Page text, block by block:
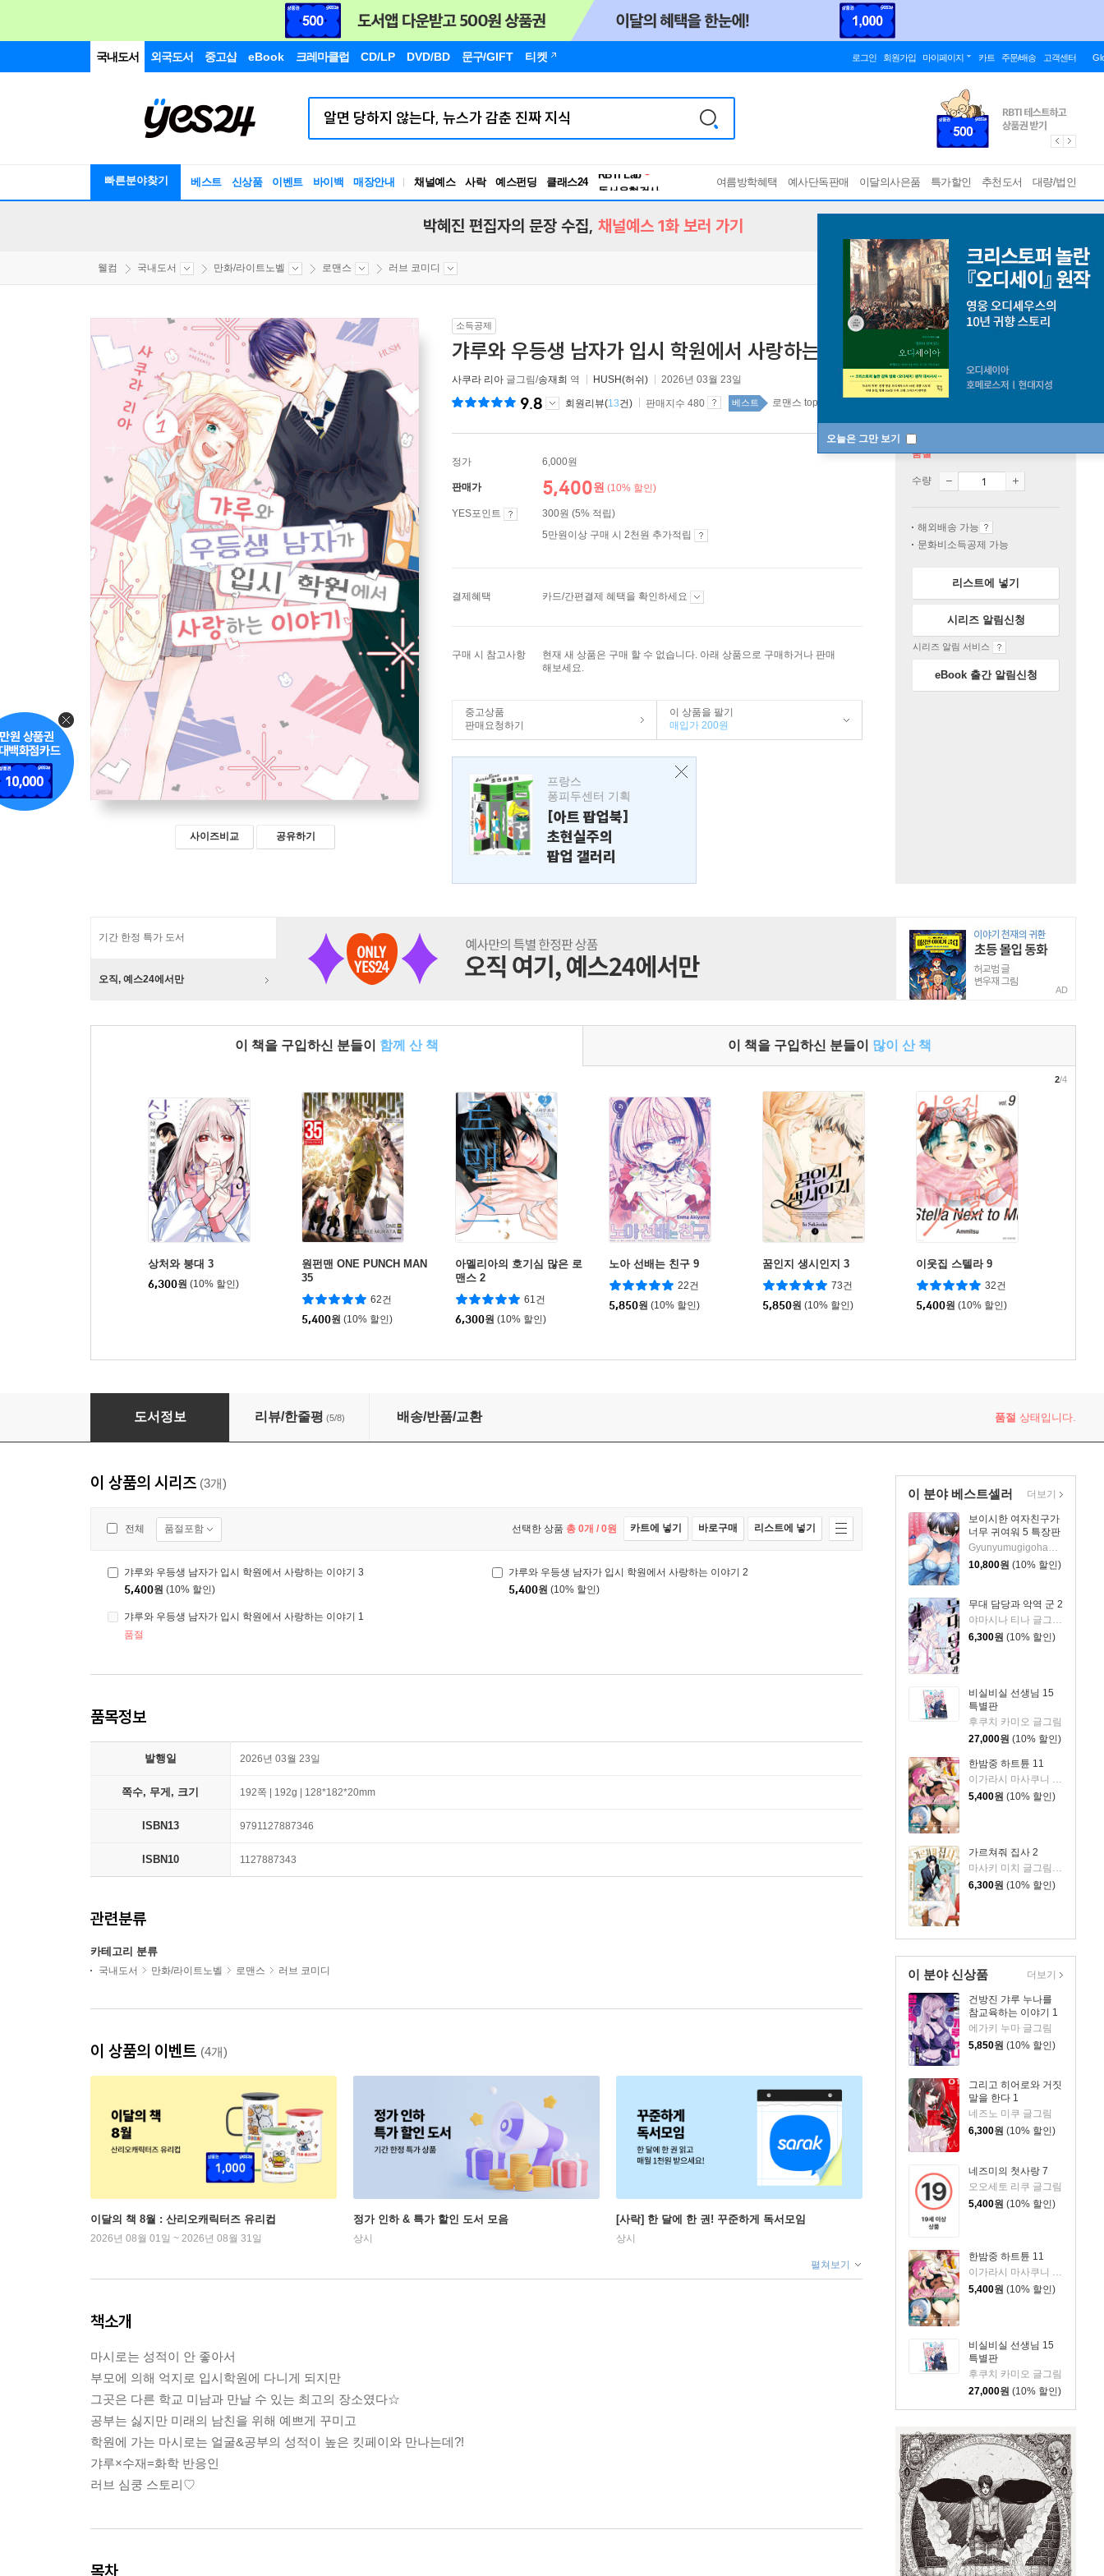
국내도서 외국도서 중고샵 eBook 크레마클럽 CD/LP DVD/BD 문구/GIFT 티켓 로그인 회원가입 마이페이지 카트 주문/배송 고객센터
빠른분야찾기 베스트 신상품 이벤트 바이백 매장안내 채널예스 사락 예스펀딩 클래스24
독서유형검사
RBTI Lab
여름방학혜택 예사단독판매 이달의사은품 특가할인 추천도서 대량/법인
오늘은 그만 보기
박혜진 편집자의 문장 수집, 채널예스 1화 보러 가기
웰컴 국내도서 만화/라이트노벨 로맨스 러브 코미디
사이즈비교 공유하기
소득공제
갸루와 우등생 남자가 입시 학원에서 사랑하는 이야기 1 [ 초판한정부록 : 띠지 ]
사쿠라 리아 글그림/송재희 역 HUSH(허쉬) 2026년 03월 23일
9.8 회원리뷰(13건) 판매지수 480 베스트 로맨스 top100 1주
정가 6,000원
판매가 5,400원 (10% 할인)
YES포인트
300원 (5% 적립)
5만원이상 구매 시 2천원 추가적립
결제혜택 카드/간편결제 혜택을 확인하세요
구매 시 참고사항
현재 새 상품은 구매 할 수 없습니다. 아래 상품으로 구매하거나 판매
해보세요.
중고상품
판매요청하기
이 상품을 팔기
매입가 200원
프랑스
퐁피두센터 기획
[아트 팝업북]
초현실주의
팝업 갤러리
품절
수량
해외배송 가능
문화비소득공제 가능
리스트에 넣기
시리즈 알림신청
시리즈 알림 서비스
eBook 출간 알림신청
기간 한정 특가 도서
오직, 예스24에서만
AD
이 책을 구입하신 분들이 함께 산 책 이 책을 구입하신 분들이 많이 산 책
상처와 붕대 3
6,300원 (10% 할인)
원펀맨 ONE PUNCH MAN
35
62건
5,400원 (10% 할인)
아멜리아의 호기심 많은 로
맨스 2
61건
6,300원 (10% 할인)
노아 선배는 친구 9
22건
5,850원 (10% 할인)
꿈인지 생시인지 3
73건
5,850원 (10% 할인)
이웃집 스텔라 9
32건
5,400원 (10% 할인)
2/4
갸루와 우등생 남자가 입시 학원에서 사랑하는 이야기 1
도서정보 리뷰/한줄평 (5/8) 배송/반품/교환 품절 상태입니다.
이 분야 베스트셀러
보이시한 여자친구가
너무 귀여워 5 특장판
Gyunyumugigohan 글,그림/심이슬 역
10,800원 (10% 할인)
무대 담당과 악역 군 2
야마시나 티나 글그림/현노을 역
6,300원 (10% 할인)
비실비실 선생님 15
특별판
후쿠치 카미오 글그림
27,000원 (10% 할인)
한밤중 하트튠 11
이가라시 마사쿠니 글그림
5,400원 (10% 할인)
가르쳐줘 집사 2
마사키 미치 글그림/김수연 역
6,300원 (10% 할인)
더보기
이 분야 신상품
건방진 갸루 누나를
참교육하는 이야기 1
에가키 누마 글그림
5,850원 (10% 할인)
그리고 히어로와 거짓
말을 한다 1
네즈노 미쿠 글그림
6,300원 (10% 할인)
네즈미의 첫사랑 7
오오세토 리쿠 글그림
5,400원 (10% 할인)
한밤중 하트튠 11
이가라시 마사쿠니 글그림
5,400원 (10% 할인)
비실비실 선생님 15
특별판
후쿠치 카미오 글그림
27,000원 (10% 할인)
더보기
이 상품의 시리즈 (3개)
전체 품절포함 선택한 상품 총 0개 / 0원 카트에 넣기 바로구매 리스트에 넣기
갸루와 우등생 남자가 입시 학원에서 사랑하는 이야기 3
5,400원 (10% 할인)
갸루와 우등생 남자가 입시 학원에서 사랑하는 이야기 2
5,400원 (10% 할인)
갸루와 우등생 남자가 입시 학원에서 사랑하는 이야기 1
품절
품목정보
발행일 2026년 03월 23일
쪽수, 무게, 크기 192쪽 | 192g | 128*182*20mm
ISBN13 9791127887346
ISBN10 1127887343
관련분류
카테고리 분류
국내도서 만화/라이트노벨 로맨스 러브 코미디
이 상품의 이벤트 (4개)
이달의 책 8월 : 산리오캐릭터즈 유리컵
2026년 08월 01일 ~ 2026년 08월 31일
정가 인하 & 특가 할인 도서 모음
상시
[사락] 한 달에 한 권! 꾸준하게 독서모임
상시
펼쳐보기
책소개
마시로는 성적이 안 좋아서
부모에 의해 억지로 입시학원에 다니게 되지만
그곳은 다른 학교 미남과 만날 수 있는 최고의 장소였다☆
공부는 싫지만 미래의 남친을 위해 예쁘게 꾸미고
학원에 가는 마시로는 얼굴&공부의 성적이 높은 킷페이와 만나는데?!
갸루×수재=화학 반응인
러브 심쿵 스토리♡
목차